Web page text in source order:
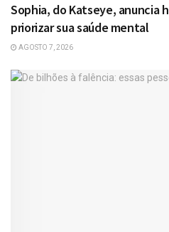
Sophia, do Katseye, anuncia
priorizar sua saúde mental
AGOSTO 7, 2026